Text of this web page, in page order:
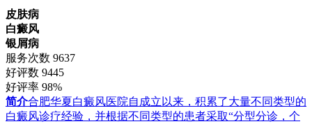
皮肤病
白癜风
银屑病
服务次数 9637
好评数 9445
好评率 98%
简介合肥华夏白癜风医院自成立以来，积累了大量不同类型的
白癜风诊疗经验，并根据不同类型的患者采取“分型分诊，个